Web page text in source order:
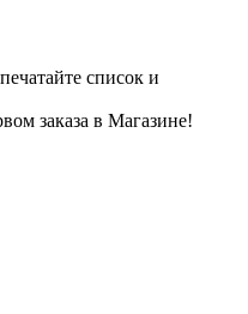
список и
заказа в Магазине!